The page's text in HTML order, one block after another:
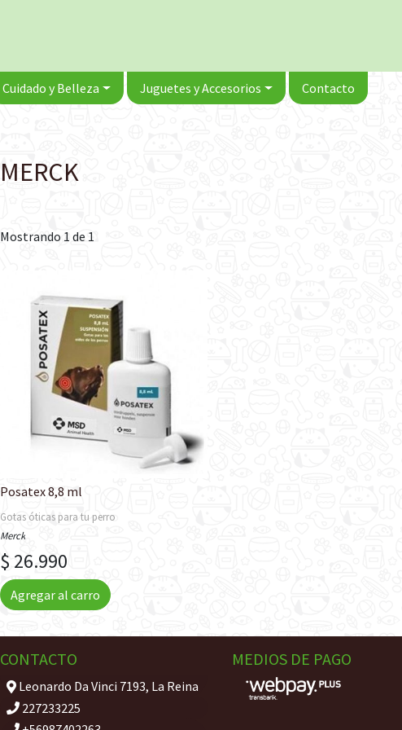
Cuidado y Belleza Juguetes y Accesorios Contacto
MERCK
Mostrando 1 de 1
Posatex 8,8 ml
Gotas óticas para tu perro
Merck
$ 26.990
Agregar al carro
CONTACTO
Leonardo Da Vinci 7193, La Reina
227233225
MEDIOS DE PAGO